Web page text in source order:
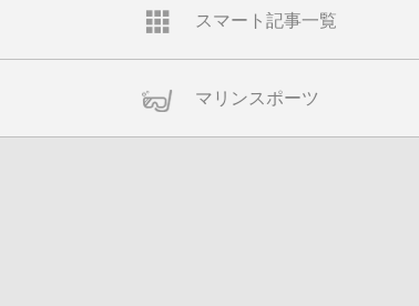
スマート記事一覧
マリンスポーツ